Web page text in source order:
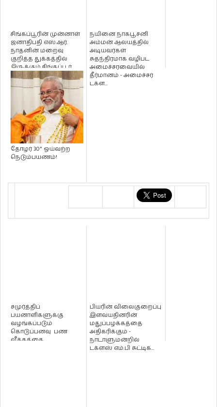
சிங்கப்பூரின் முன்னாள்
ஜனாதிபதி எஸ்.ஆர்.
நாதனின் மறைவு
குறித்த துக்கத்தில்
இருக்கும் சிங்கப்பூர்
மக்...
நயினை நாகபூசனி
அம்மன் ஆலயத்தில்
அடியவர்கள்
சுதந்திரமாக வழிபட
அமைச்சரவையில்
தீர்மானம் - அமைச்சர்
டக்ள...
தோழர் 30" ஓய்வற்ற
நெடும்பயணம்!
சமுர்த்திப்
பயனாளிகளுக்கு
வழங்கப்படும்
கொடுப்பனவு பண
வீக்கத்தை
பியரின் விலைகுறைப்பு
இளவயதினரின்
மதுப்பழக்கத்தை
அதிகரிக்கும் -
நாடாளுமன்றில்
டக்ளஸ் எம்.பி சுட்டிக...